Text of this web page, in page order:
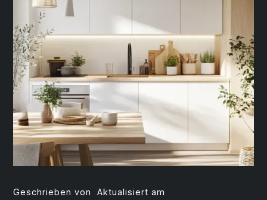
Geschrieben von
Aktualisiert am